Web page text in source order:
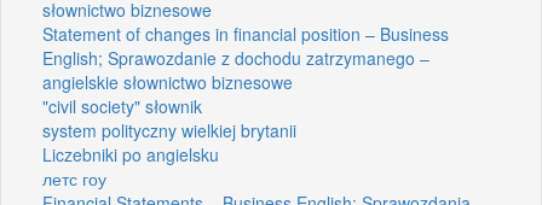
słownictwo biznesowe
Statement of changes in financial position – Business
English; Sprawozdanie z dochodu zatrzymanego –
angielskie słownictwo biznesowe
"civil society" słownik
system polityczny wielkiej brytanii
Liczebniki po angielsku
летс гоу